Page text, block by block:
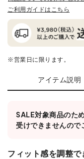
ご利用ガイドはこちら
※営業日に限ります。
アイテム説明
SALE対象商品のた
受けできませんので
フィット感を調整